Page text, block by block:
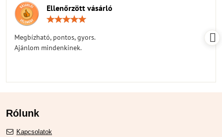
Ellenőrzött vásárló
Megbízható, pontos, gyors.
Ajánlom mindenkinek.
Rólunk
Kapcsolatok